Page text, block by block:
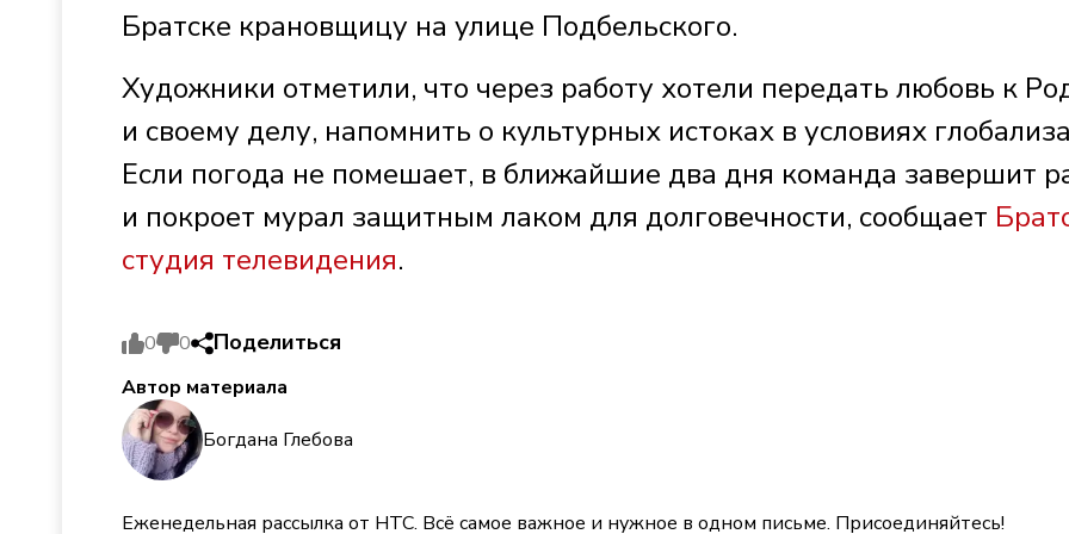
Братске крановщицу на улице Подбельского.
Художники отметили, что через работу хотели передать любовь к
и своему делу, напомнить о культурных истоках в условиях
Если погода не помешает, в ближайшие два дня команда завершит
и покроет мурал защитным лаком для долговечности, сообщает
студия телевидения.
0 0 Поделиться
Автор материала
Богдана Глебова
Еженедельная рассылка от НТС. Всё самое важное и нужное в одном письме. Присоединяйтесь!